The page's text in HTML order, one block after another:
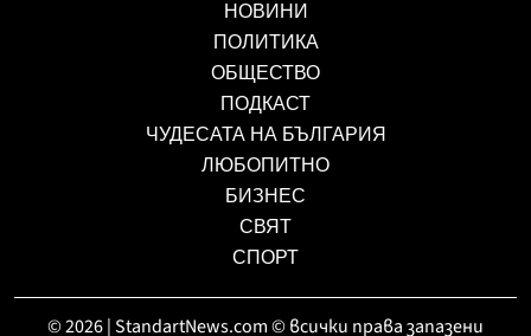
НОВИНИ
ПОЛИТИКА
ОБЩЕСТВО
ПОДКАСТ
ЧУДЕСАТА НА БЪЛГАРИЯ
ЛЮБОПИТНО
БИЗНЕС
СВЯТ
СПОРТ
© 2026 | StandartNews.com © всички права запазени